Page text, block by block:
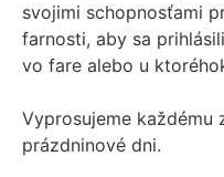
svojimi schopnosťami
farnosti, aby sa
vo fare alebo u
Vyprosujeme každému
prázdninové dni.